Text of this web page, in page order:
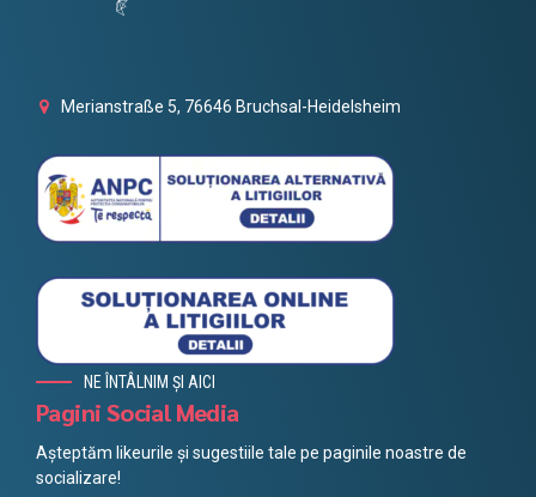
Merianstraße 5, 76646 Bruchsal-Heidelsheim
NE ÎNTÂLNIM ȘI AICI
Pagini Social Media
Așteptăm likeurile și sugestiile tale pe paginile noastre de
socializare!